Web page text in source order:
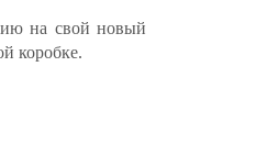
на свой новый
коробке.